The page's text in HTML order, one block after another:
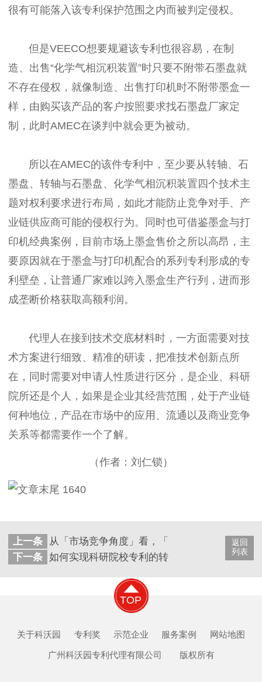
很有可能落入该专利保护范围之内而被判定侵权。
但是VEECO想要规避该专利也很容易，在制
造、出售“化学气相沉积装置”时只要不附带石墨盘就
不存在侵权，就像制造、出售打印机时不附带墨盒一
样，由购买该产品的客户按照要求找石墨盘厂家定
制，此时AMEC在谈判中就会更为被动。
所以在AMEC的该件专利中，至少要从转轴、石
墨盘、转轴与石墨盘、化学气相沉积装置四个技术主
题对权利要求进行布局，如此才能防止竞争对手、产
业链供应商可能的侵权行为。同时也可借鉴墨盒与打
印机经典案例，目前市场上墨盒售价之所以高昂，主
要原因就在于墨盒与打印机配合的系列专利形成的专
利壁垒，让普通厂家难以跨入墨盒生产行列，进而形
成垄断价格获取高额利润。
代理人在接到技术交底材料时，一方面需要对技
术方案进行细致、精准的研读，把准技术创新点所
在，同时需要对申请人性质进行区分，是企业、科研
院所还是个人，如果是企业其经营范围，处于产业链
何种地位，产品在市场中的应用、流通以及商业竞争
关系等都需要作一个了解。
（作者：刘仁锁 ）
返回
列表
上一条
从「市场竞争角度」看，「专利质量和专利布局
下一条 如何实现科研院校专利的转化和运营
TOP
关于科沃园 专利奖 示范企业 服务案例 网站地图
广州科沃园专利代理有限公司 版权所有